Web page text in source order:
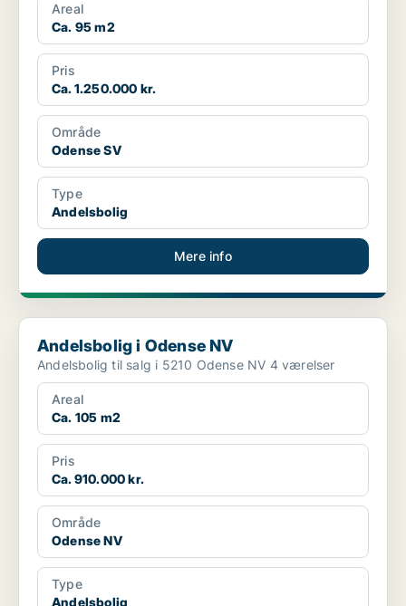
Areal
Ca. 95 m2
Pris
Ca. 1.250.000 kr.
Område
Odense SV
Type
Andelsbolig
Mere info
Andelsbolig i Odense NV
Andelsbolig i Odense NV
Andelsbolig til salg i 5210 Odense NV 4 værelser
Areal
Ca. 105 m2
Pris
Ca. 910.000 kr.
Område
Odense NV
Type
Andelsbolig